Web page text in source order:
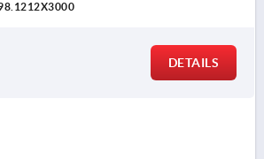
DETAILS